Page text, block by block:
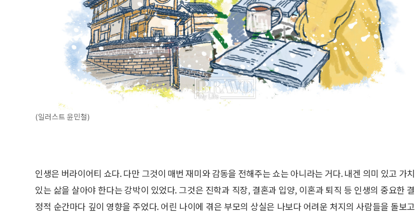
(일러스트 윤민철)
인생은 버라이어티 쇼다. 다만 그것이 매번 재미와 감동을 전해주는 쇼는 아니라는 거다. 내겐 의미 있고 가치
있는 삶을 살아야 한다는 강박이 있었다. 그것은 진학과 직장, 결혼과 입양, 이혼과 퇴직 등 인생의 중요한 결
정적 순간마다 깊이 영향을 주었다. 어린 나이에 겪은 부모의 상실은 나보다 어려운 처지의 사람들을 돌보고